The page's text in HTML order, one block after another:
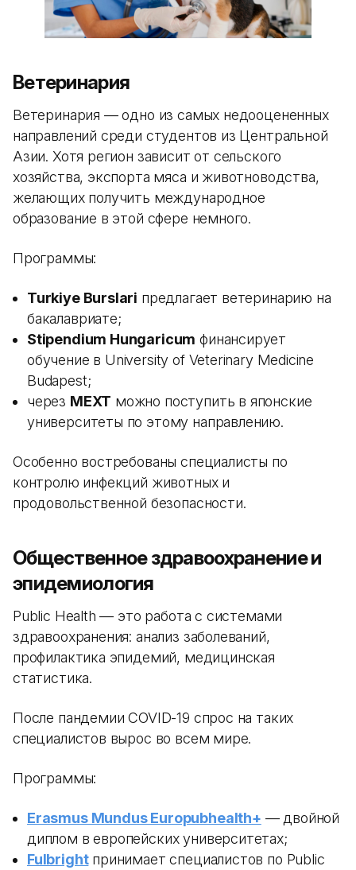
Ветеринария
Ветеринария — одно из самых недооцененных
направлений среди студентов из Центральной
Азии. Хотя регион зависит от сельского
хозяйства, экспорта мяса и животноводства,
желающих получить международное
образование в этой сфере немного.
Программы:
Turkiye Burslari предлагает ветеринарию на
бакалавриате;
Stipendium Hungaricum финансирует
обучение в University of Veterinary Medicine
Budapest;
через MEXT можно поступить в японские
университеты по этому направлению.
Особенно востребованы специалисты по
контролю инфекций животных и
продовольственной безопасности.
Общественное здравоохранение и
эпидемиология
Public Health — это работа с системами
здравоохранения: анализ заболеваний,
профилактика эпидемий, медицинская
статистика.
После пандемии COVID-19 спрос на таких
специалистов вырос во всем мире.
Программы:
Erasmus Mundus Europubhealth+ — двойной
диплом в европейских университетах;
Fulbrightпринимает специалистов по Public